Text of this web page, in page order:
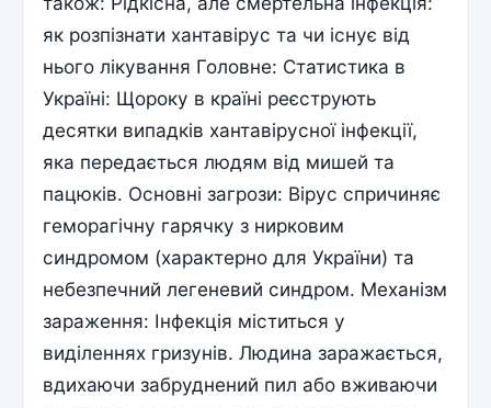
як розпізнати хантавірус та чи існує від
нього лікування Головне: Статистика в
Україні: Щороку в країні реєструють
десятки випадків хантавірусної інфекції,
яка передається людям від мишей та
пацюків. Основні загрози: Вірус спричиняє
геморагічну гарячку з нирковим
синдромом (характерно для України) та
небезпечний легеневий синдром. Механізм
зараження: Інфекція міститься у
виділеннях гризунів. Людина заражається,
вдихаючи забруднений пил або вживаючи